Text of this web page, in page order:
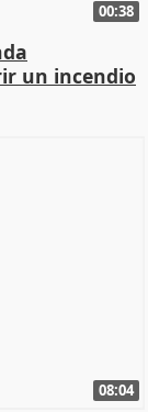
00:38
un incendio
08:04